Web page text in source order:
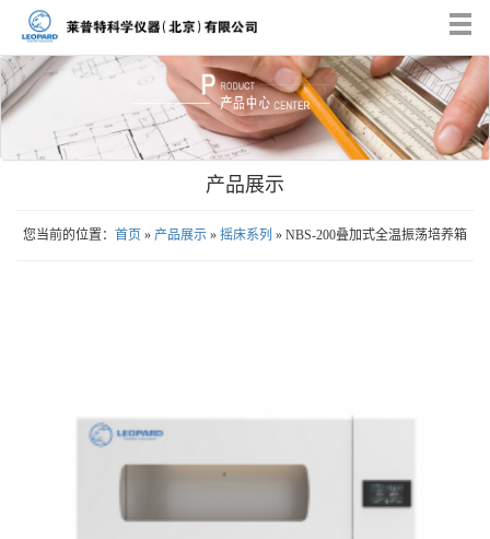
产品展示
您当前的位置： 首页 » 产品展示 » 摇床系列 » NBS-200叠加式全温振荡培养箱